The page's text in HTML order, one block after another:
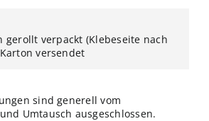
gerollt verpackt (Klebeseite nach
versendet
sind generell vom
Umtausch ausgeschlossen.